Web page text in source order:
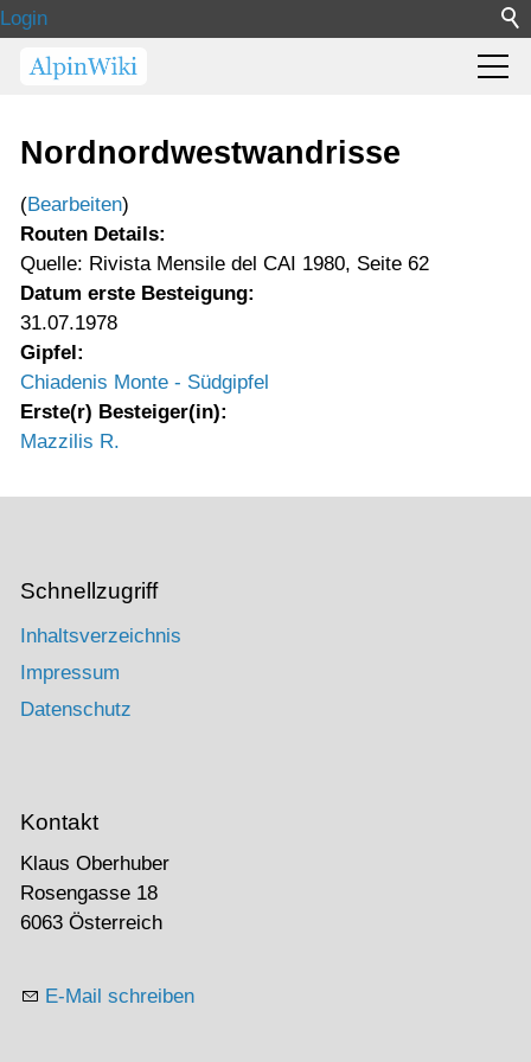
Login
Nordnordwestwandrisse
(Bearbeiten)
Routen Details:
Quelle: Rivista Mensile del CAI 1980, Seite 62
Datum erste Besteigung:
31.07.1978
Gipfel:
Chiadenis Monte - Südgipfel
Erste(r) Besteiger(in):
Mazzilis R.
Schnellzugriff
Inhaltsverzeichnis
Impressum
Datenschutz
Kontakt
Klaus Oberhuber
Rosengasse 18
6063 Österreich
E-Mail schreiben